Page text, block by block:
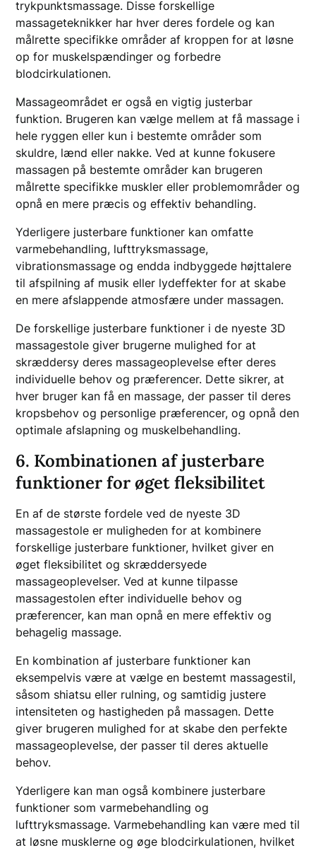
trykpunktsmassage. Disse forskellige
massageteknikker har hver deres fordele og kan
målrette specifikke områder af kroppen for at løsne
op for muskelspændinger og forbedre
blodcirkulationen.
Massageområdet er også en vigtig justerbar
funktion. Brugeren kan vælge mellem at få massage i
hele ryggen eller kun i bestemte områder som
skuldre, lænd eller nakke. Ved at kunne fokusere
massagen på bestemte områder kan brugeren
målrette specifikke muskler eller problemområder og
opnå en mere præcis og effektiv behandling.
Yderligere justerbare funktioner kan omfatte
varmebehandling, lufttryksmassage,
vibrationsmassage og endda indbyggede højttalere
til afspilning af musik eller lydeffekter for at skabe
en mere afslappende atmosfære under massagen.
De forskellige justerbare funktioner i de nyeste 3D
massagestole giver brugerne mulighed for at
skræddersy deres massageoplevelse efter deres
individuelle behov og præferencer. Dette sikrer, at
hver bruger kan få en massage, der passer til deres
kropsbehov og personlige præferencer, og opnå den
optimale afslapning og muskelbehandling.
6. Kombinationen af justerbare
funktioner for øget fleksibilitet
En af de største fordele ved de nyeste 3D
massagestole er muligheden for at kombinere
forskellige justerbare funktioner, hvilket giver en
øget fleksibilitet og skræddersyede
massageoplevelser. Ved at kunne tilpasse
massagestolen efter individuelle behov og
præferencer, kan man opnå en mere effektiv og
behagelig massage.
En kombination af justerbare funktioner kan
eksempelvis være at vælge en bestemt massagestil,
såsom shiatsu eller rulning, og samtidig justere
intensiteten og hastigheden på massagen. Dette
giver brugeren mulighed for at skabe den perfekte
massageoplevelse, der passer til deres aktuelle
behov.
Yderligere kan man også kombinere justerbare
funktioner som varmebehandling og
lufttryksmassage. Varmebehandling kan være med til
at løsne musklerne og øge blodcirkulationen, hvilket